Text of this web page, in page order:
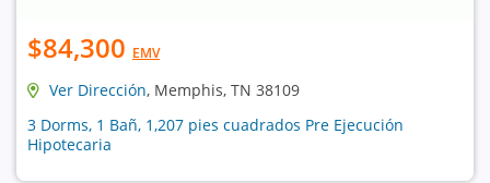
$84,300 EMV
Ver Dirección, Memphis, TN 38109
3 Dorms, 1 Bañ, 1,207 pies cuadrados Pre Ejecución
Hipotecaria